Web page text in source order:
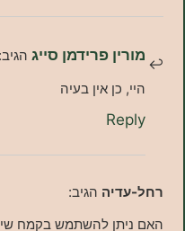
פרידמן סייג הגיב: 30/07/
אין בעיה
הגיב: 07/02/
להשתמש בקמח שיבולת